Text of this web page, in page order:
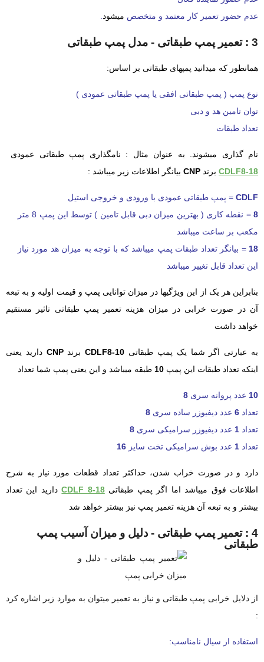
عدم حضور تعمیر کار معتمد و متخصص میشود
3 : تعمیر پمپ طبقاتی - مدل پمپ طبقاتی
همانطور که میدانید پمپهای طبقاتی بر اساس:
نوع پمپ ( پمپ طبقاتی افقی یا پمپ طبقاتی عمودی )
توان تامین هد و دبی
تعداد طبقات
نام گذاری میشوند. به عنوان مثال : نامگذاری پمپ طبقاتی عمودی
CDLF8-18 برند CNP بیانگر اطلاعات زیر میباشد :
CDLF = پمپ طبقاتی عمودی با ورودی و خروجی استیل
8
= نقطه کاری ( بهترین میزان دبی قابل تامین ) توسط این پمپ 8 متر
مکعب بر ساعت میباشد
18 = بیانگر تعداد طبقات پمپ میباشد که با توجه به میزان هد مورد نیاز
این تعداد قابل تغییر میباشد
بنابراین هر یک از این ویژگیها در میزان توانایی پمپ و قیمت اولیه و به تبعه
آن در صورت خرابی در میزان هزینه تعمیر پمپ طبقاتی تاثیر مستقیم
خواهد داشت
به عبارتی اگر شما یک پمپ طبقاتی CDLF8-10برندCNP دارید یعنی
اینکه تعداد طبقات این پمپ 10 طبقه میباشد و این یعنی پمپ شما تعداد
10 عدد پروانه سری 8
تعداد 6 عدد دیفیوزر ساده سری 8
تعداد 1 عدد دیفیوزر سرامیکی سری 8
تعداد 1 عدد بوش سرامیکی تخت سایز 16
دارد و در صورت خراب شدن، حداکثر تعداد قطعات مورد نیاز به شرح
اطلاعات فوق میباشد اما اگر پمپ طبقاتیCDLF 8-18دارید این تعداد
بیشتر و به تبعه آن هزینه تعمیر پمپ نیز بیشتر خواهد شد
4 : تعمیر پمپ طبقاتی - دلیل و میزان آسیب پمپ
طبقاتی
از دلایل خرابی پمپ طبقاتی و نیاز به تعمیر میتوان به موارد زیر اشاره کرد
:
استفاده از سیال نامناسب: